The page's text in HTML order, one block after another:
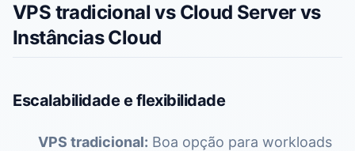
VPS tradicional vs Cloud Server vs
Instâncias Cloud
Escalabilidade e flexibilidade
VPS tradicional: Boa opção para workloads